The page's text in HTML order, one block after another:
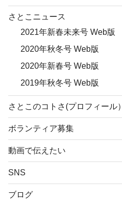
さとこニュース
2021年新春未来号 Web版
2020年秋冬号 Web版
2020年新春号 Web版
2019年秋冬号 Web版
さとこのコトさ(プロフィール）
ボランティア募集
動画で伝えたい
SNS
ブログ